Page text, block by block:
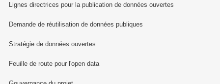
Lignes directrices pour la publication de données ouvertes
Demande de réutilisation de données publiques
Stratégie de données ouvertes
Feuille de route pour l'open data